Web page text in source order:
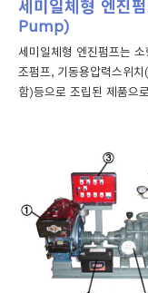
세미일체형 엔진
Pump)
세미일체형 엔진펌프는
조펌프, 기동용압력스위
함)등으로 조립된 제품으